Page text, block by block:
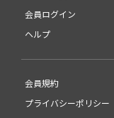
会員ログイン
ヘルプ
会員規約
プライバシーポリシー